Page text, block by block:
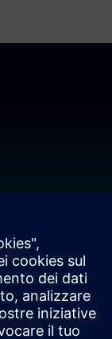
Siamo qui